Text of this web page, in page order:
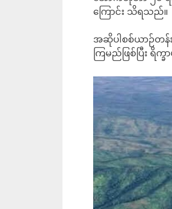
ကြောင်း သိရသည်။
အဆိုပါစစ်ယာဉ်တန်
ကြမည်ဖြစ်ပြီး ရိက္ခ